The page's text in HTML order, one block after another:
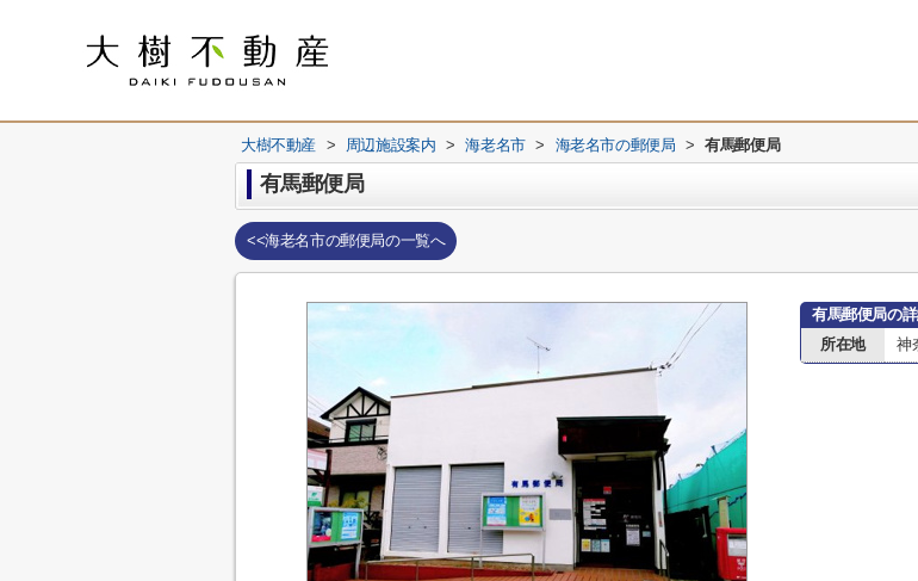
大樹不動産 > 周辺施設案内 > 海老名市 > 海老名市の郵便局 > 有馬郵便局
有馬郵便局
<<海老名市の郵便局の一覧へ
有馬郵便局の
所在地
神